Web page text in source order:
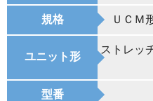
規格 ＵＣ
ユニット形
ストレッ
型番